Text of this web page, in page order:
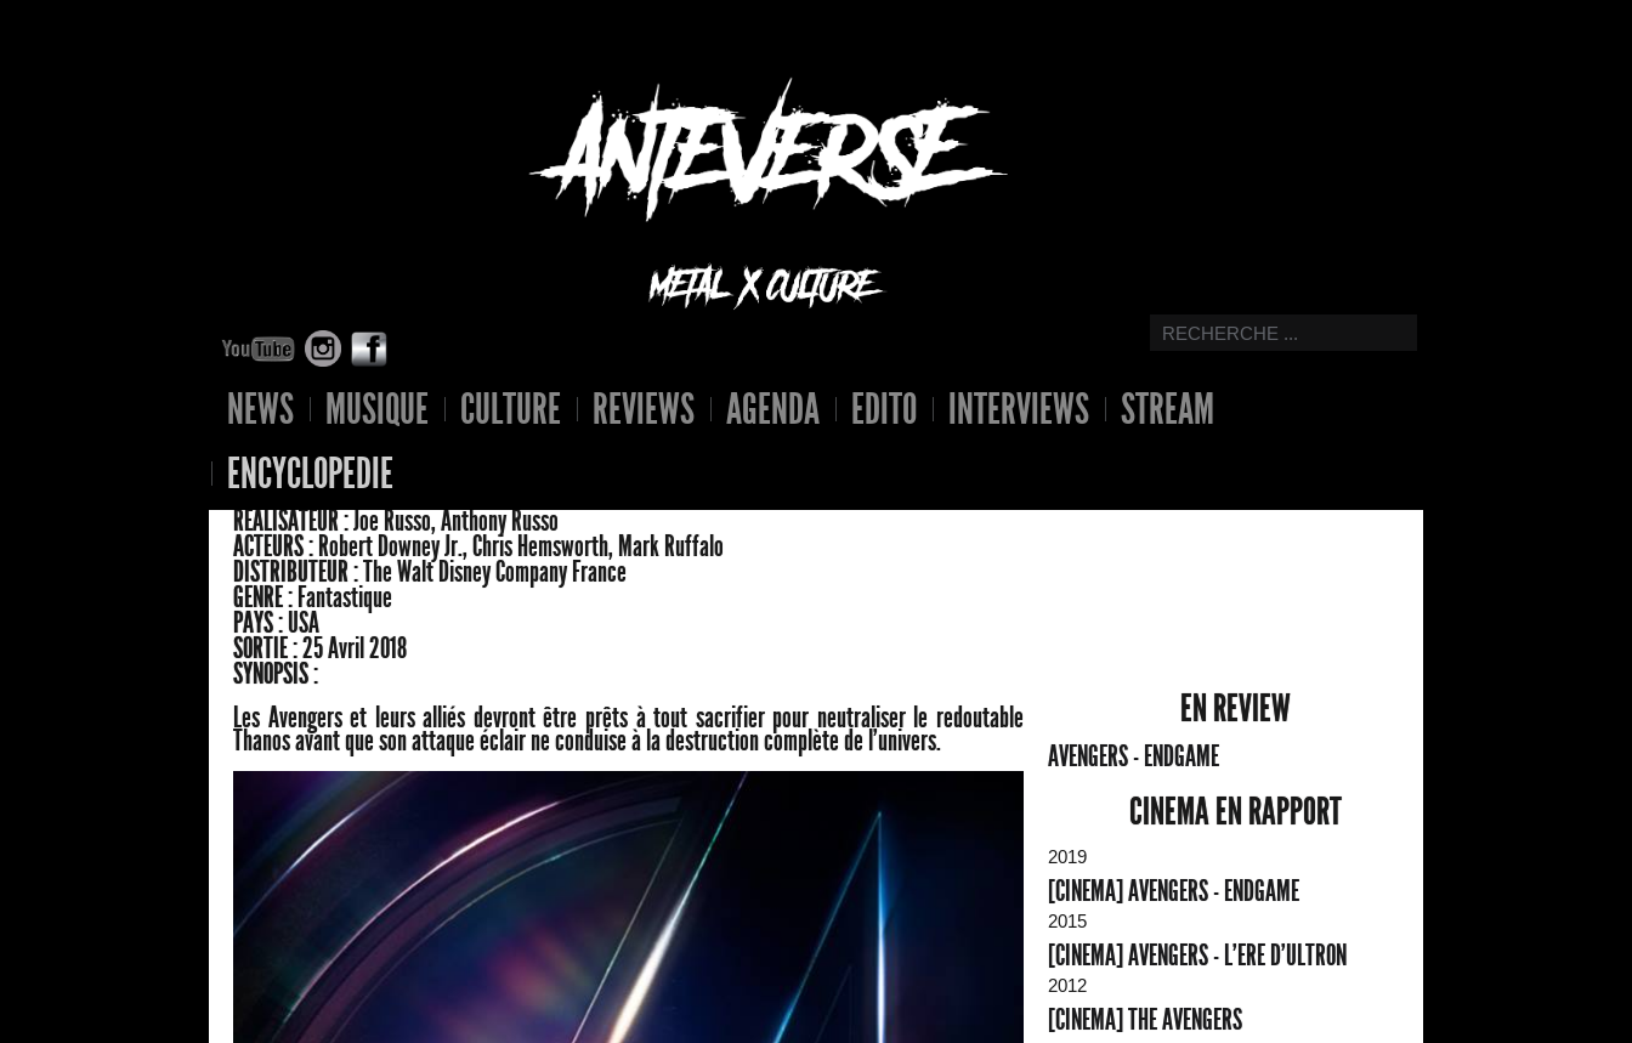
NEWS MUSIQUE CULTURE REVIEWS AGENDA EDITO INTERVIEWS
STREAM
ENCYCLOPEDIE
RÉALISATEUR :Joe Russo, Anthony Russo
ACTEURS : Robert Downey Jr., Chris Hemsworth, Mark Ruffalo
DISTRIBUTEUR :The Walt Disney Company France
GENRE : Fantastique
PAYS :USA
SORTIE :25 Avril 2018
SYNOPSIS :
Les Avengers et leurs alliés devront être prêts à tout sacrifier pour neutraliser le redoutable
Thanos avant que son attaque éclair ne conduise à la destruction complète de l’univers.
EN REVIEW
AVENGERS - ENDGAME
CINEMA EN RAPPORT
2019
[CINEMA] AVENGERS - ENDGAME
2015
[CINEMA] AVENGERS - L'ERE D'ULTRON
2012
[CINEMA] THE AVENGERS